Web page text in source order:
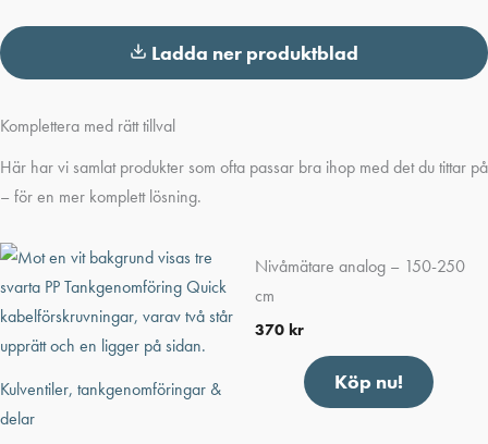
Ladda ner produktblad
Komplettera med rätt tillval
Här har vi samlat produkter som ofta passar bra ihop med det du tittar på
– för en mer komplett lösning.
Kulventiler, tankgenomföringar &
delar
Nivåmätare analog – 150-250
cm
370 kr
Köp nu!